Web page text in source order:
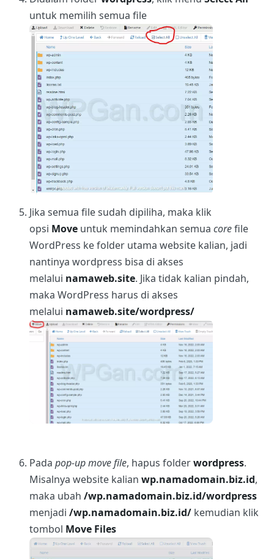
untuk memilih semua file
Jika semua file sudah dipiliha, maka klik
opsi Move untuk memindahkan semua corefile
WordPress ke folder utama website kalian, jadi
nantinya wordpress bisa di akses
melalui namaweb.site. Jika tidak kalian pindah,
maka WordPress harus di akses
melalui namaweb.site/wordpress/
Pada pop-up move file, hapus folderwordpress.
Misalnya website kalian wp.namadomain.biz.id,
maka ubah /wp.namadomain.biz.id/wordpress
menjadi /wp.namadomain.biz.id/ kemudian klik
tombol Move Files